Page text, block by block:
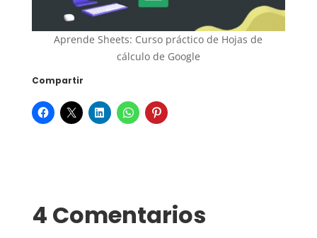
Aprende Sheets: Curso práctico de Hojas de
cálculo de Google
Compartir
4 Comentarios